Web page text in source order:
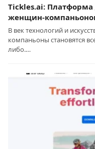
Tickles.ai:
женщин-
В век технологий и
компаньоны становятся
либо.…